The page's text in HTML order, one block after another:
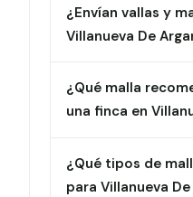
¿Envían vallas y
Villanueva De
¿Qué malla
una finca en
¿Qué tipos de
para Villanueva